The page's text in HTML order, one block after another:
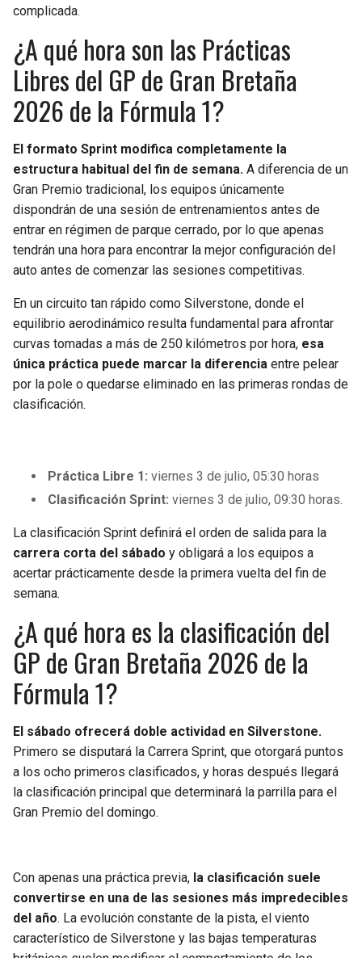
complicada.
¿A qué hora son las Prácticas
Libres del GP de Gran Bretaña
2026 de la Fórmula 1?
El formato Sprint modifica completamente la
estructura habitual del fin de semana. A diferencia de un
Gran Premio tradicional, los equipos únicamente
dispondrán de una sesión de entrenamientos antes de
entrar en régimen de parque cerrado, por lo que apenas
tendrán una hora para encontrar la mejor configuración del
auto antes de comenzar las sesiones competitivas.
En un circuito tan rápido como Silverstone, donde el
equilibrio aerodinámico resulta fundamental para afrontar
curvas tomadas a más de 250 kilómetros por hora, esa
única práctica puede marcar la diferencia entre pelear
por la pole o quedarse eliminado en las primeras rondas de
clasificación.
Práctica Libre 1:viernes 3 de julio, 05:30 horas
Clasificación Sprint: viernes 3 de julio, 09:30 horas.
La clasificación Sprint definirá el orden de salida para la
carrera corta del sábado y obligará a los equipos a
acertar prácticamente desde la primera vuelta del fin de
semana.
¿A qué hora es la clasificación del
GP de Gran Bretaña 2026 de la
Fórmula 1?
El sábado ofrecerá doble actividad en Silverstone.
Primero se disputará la Carrera Sprint, que otorgará puntos
a los ocho primeros clasificados, y horas después llegará
la clasificación principal que determinará la parrilla para el
Gran Premio del domingo.
Con apenas una práctica previa, la clasificación suele
convertirse en una de las sesiones más impredecibles
del año. La evolución constante de la pista, el viento
característico de Silverstone y las bajas temperaturas